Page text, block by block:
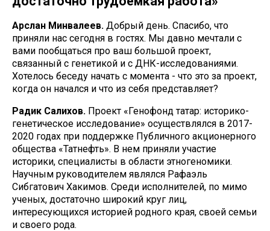
Арслан Минвалеев. Добрый день. Спасибо, что
приняли нас сегодня в гостях. Мы давно мечтали с
вами пообщаться про ваш большой проект,
связанный с генетикой и с ДНК-исследованиями.
Хотелось беседу начать с момента - что это за проект,
когда он начался и что из себя представляет?
Радик Салихов. Проект «Генофонд татар: историко-
генетическое исследование» осуществлялся в 2017-
2020 годах при поддержке Публичного акционерного
общества «Татнефть». В нем приняли участие
историки, специалисты в области этногеномики.
Научным руководителем являлся Рафаэль
Сибгатович Хакимов. Среди исполнителей, по мимо
ученых, достаточно широкий круг лиц,
интересующихся историей родного края, своей семьи
и своего рода.